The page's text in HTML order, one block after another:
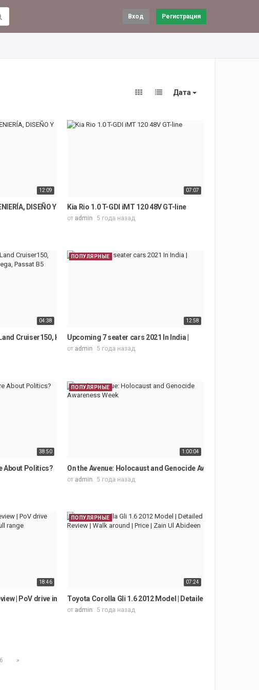
Вход Регистрация
Дата
KIA TUNISIE
12:09
DISEÑO Y VERSATILIDAD‼️
07:07
Kia Rio 1.0 T-GDI iMT 120 48V GT-line
от admin 5 года назад
04:38
Cruiser150, Hyundai Santa Fe, Opel Omega, Passat B5
12:58
ПОПУЛЯРНЫЕ
Upcoming 7 seater cars 2021 In India |
от admin 5 года назад
PLUS
in Details
38:50
About Politics?
1:00:04
ПОПУЛЯРНЫЕ
On the Avenue: Holocaust and Genocide Awareness Week
от admin 5 года назад
माईलेज 22Kmpl....
18:46
| PoV drive impressions | 350kms on full range
07:24
ПОПУЛЯРНЫЕ
Toyota Corolla Gli 1.6 2012 Model | Detailed Review | Walk
от admin 5 года назад
»